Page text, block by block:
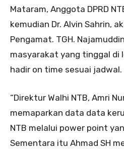
Mataram, Anggota DPRD
kemudian Dr. Alvin Sahrin,
Pengamat. TGH.
masyarakat yang tinggal di
hadir on time sesuai jadwal.
“Direktur Walhi NTB, Amri
memaparkan data data
NTB melalui power point
Sementara itu Ahmad SH